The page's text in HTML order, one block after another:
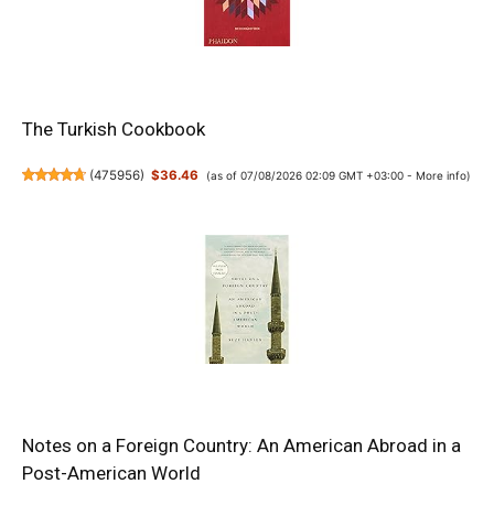
The Turkish Cookbook
(475956) $36.46 (as of 07/08/2026 02:09 GMT +03:00 - More info)
Notes on a Foreign Country: An American Abroad in a
Post-American World